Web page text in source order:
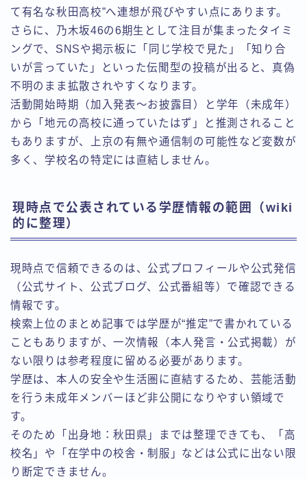
て有名な秋田高校”へ連想が飛びやすい点にあります。
さらに、乃木坂46の6期生として注目が集まったタイミ
ングで、SNSや掲示板に「同じ学校で見た」「知り合
いが言っていた」といった伝聞型の投稿が出ると、真偽
不明のまま拡散されやすくなります。
活動開始時期（加入発表〜お披露目）と学年（未成年）
から「地元の高校に通っていたはず」と推測されること
もありますが、上京の有無や通信制の可能性など変数が
多く、学校名の特定には直結しません。
現時点で公表されている学歴情報の範囲（wiki
的に整理）
現時点で信頼できるのは、公式プロフィールや公式発信
（公式サイト、公式ブログ、公式番組等）で確認できる
情報です。
検索上位のまとめ記事では学歴が“推定”で書かれている
こともありますが、一次情報（本人発言・公式掲載）が
ない限りは参考程度に留める必要があります。
学歴は、本人の安全や生活圏に直結するため、芸能活動
を行う未成年メンバーほど非公開になりやすい領域で
す。
そのため「出身地：秋田県」までは整理できても、「高
校名」や「在学中の校舎・制服」などは公式に出ない限
り断定できません。